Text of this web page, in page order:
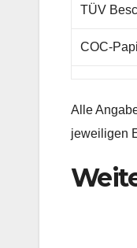
TÜV
COC-
Alle
jeweiligen